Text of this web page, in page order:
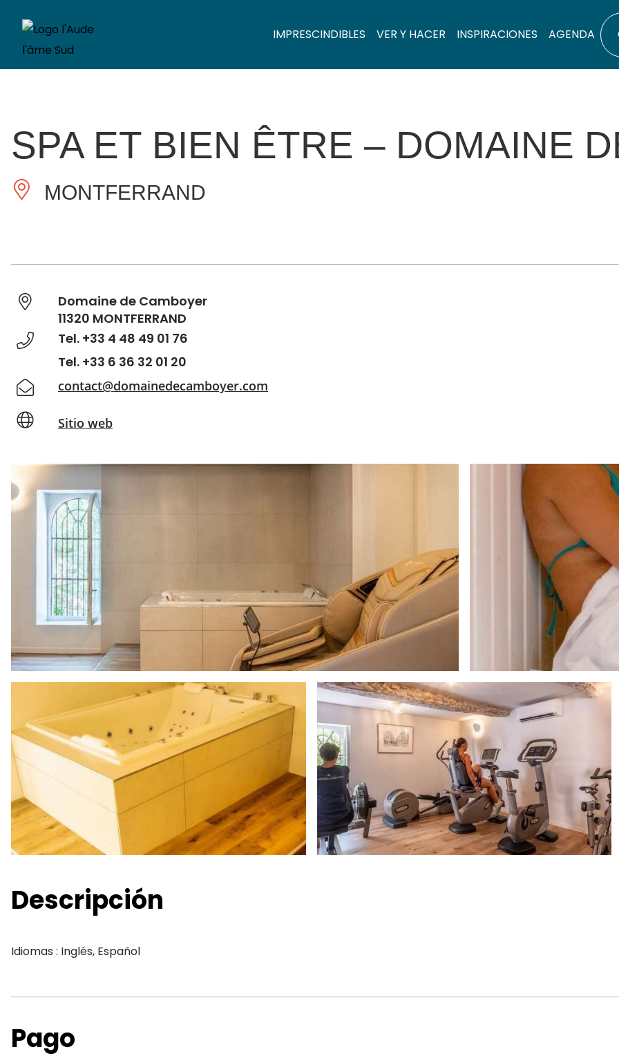
IMPRESCINDIBLES VER Y HACER INSPIRACIONES AGENDA
SPA ET BIEN ÊTRE – DOMAINE
MONTFERRAND
Domaine de Camboyer
11320 MONTFERRAND
Tel. +33 4 48 49 01 76
Tel. +33 6 36 32 01 20
contact@domainedecamboyer.com
Sitio web
Descripción
Idiomas : Inglés, Español
Pago